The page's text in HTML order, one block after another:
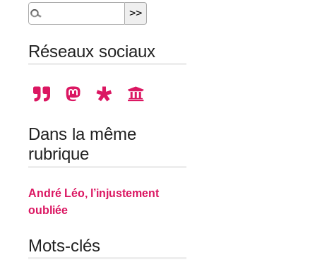
Réseaux sociaux
Dans la même
rubrique
André Léo, l’injustement
oubliée
Mots-clés